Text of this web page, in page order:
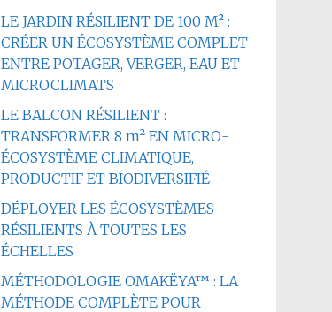
LE JARDIN RÉSILIENT DE 100 M² :
CRÉER UN ÉCOSYSTÈME COMPLET
ENTRE POTAGER, VERGER, EAU ET
MICROCLIMATS
LE BALCON RÉSILIENT :
TRANSFORMER 8 m² EN MICRO-
ÉCOSYSTÈME CLIMATIQUE,
PRODUCTIF ET BIODIVERSIFIÉ
DÉPLOYER LES ÉCOSYSTÈMES
RÉSILIENTS À TOUTES LES
ÉCHELLES
MÉTHODOLOGIE OMAKËYA™ : LA
MÉTHODE COMPLÈTE POUR